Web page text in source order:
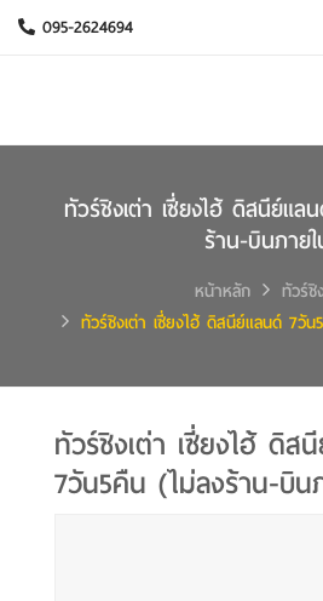
095-2624694
ทัวร์ชิงเต่า เซี่ยงไฮ้ ดิสนีย์แ
ร้าน-บินภาย
หน้าหลัก
ทัวร์ชิ
ทัวร์ชิงเต่า เซี่ยงไฮ้ ดิสนีย์แลนด์ 7วั
ทัวร์ชิงเต่า เซี่ยงไฮ้ ดิส
7วัน5คืน (ไม่ลงร้าน-บิน